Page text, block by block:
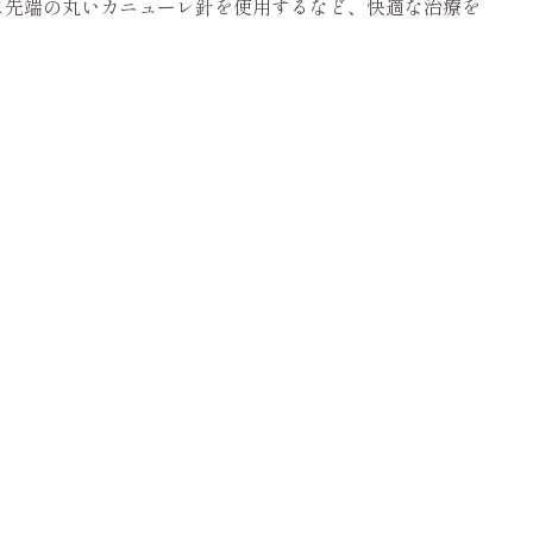
端の丸いカニューレ針を使用するなど、快適な治療を